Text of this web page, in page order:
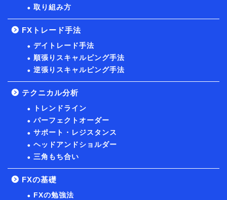
取り組み方
FXトレード手法
デイトレード手法
順張りスキャルピング手法
逆張りスキャルピング手法
テクニカル分析
トレンドライン
パーフェクトオーダー
サポート・レジスタンス
ヘッドアンドショルダー
三角もち合い
FXの基礎
FXの勉強法